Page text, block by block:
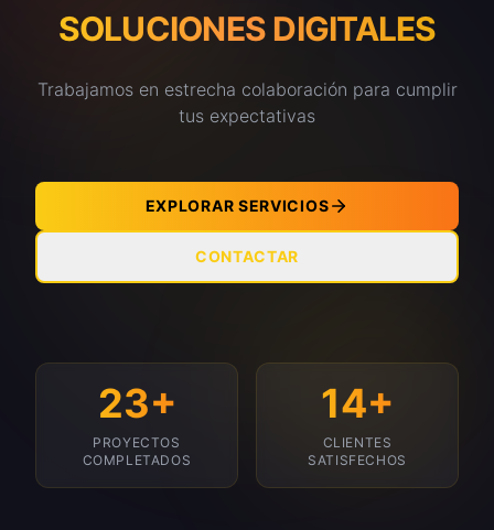
SOLUCIONES DIGITALES
Trabajamos en estrecha colaboración para cumplir
tus expectativas
EXPLORAR SERVICIOS
CONTACTAR
23+
PROYECTOS
COMPLETADOS
14+
CLIENTES
SATISFECHOS